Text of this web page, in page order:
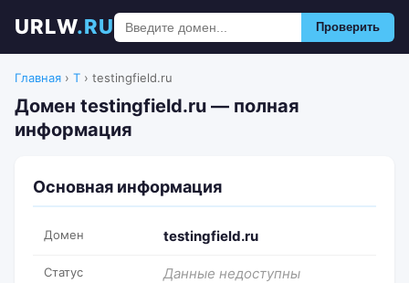
URLW.RU Проверить
Главная › T › testingfield.ru
Домен testingfield.ru — полная
информация
Основная информация
Домен testingfield.ru
Статус Данные недоступны